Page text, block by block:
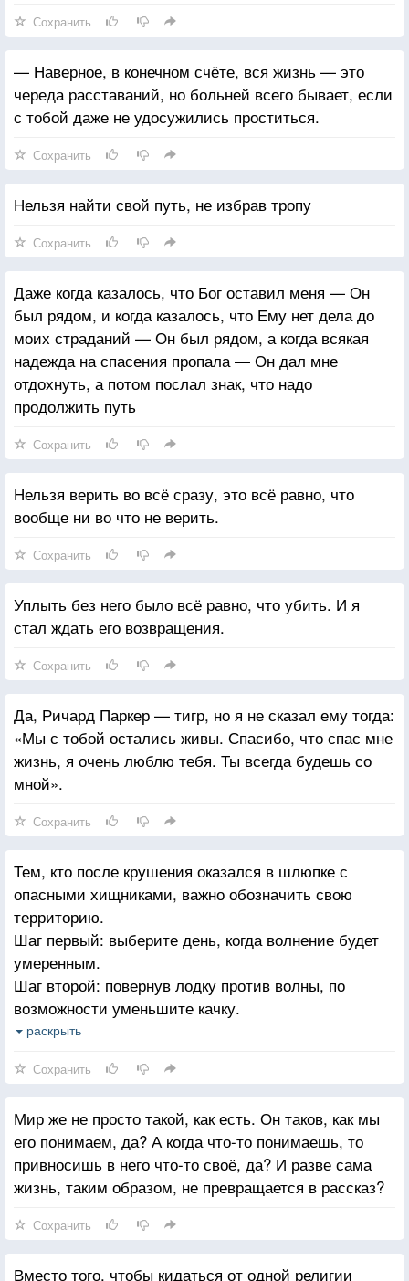
Сохранить
— Наверное, в конечном счёте, вся жизнь — это
череда расставаний, но больней всего бывает, если
с тобой даже не удосужились проститься.
Сохранить
Нельзя найти свой путь, не избрав тропу
Сохранить
Даже когда казалось, что Бог оставил меня — Он
был рядом, и когда казалось, что Ему нет дела до
моих страданий — Он был рядом, а когда всякая
надежда на спасения пропала — Он дал мне
отдохнуть, а потом послал знак, что надо
продолжить путь
Сохранить
Нельзя верить во всё сразу, это всё равно, что
вообще ни во что не верить.
Сохранить
Уплыть без него было всё равно, что убить. И я
стал ждать его возвращения.
Сохранить
Да, Ричард Паркер — тигр, но я не сказал ему тогда:
«Мы с тобой остались живы. Спасибо, что спас мне
жизнь, я очень люблю тебя. Ты всегда будешь со
мной».
Сохранить
Тем, кто после крушения оказался в шлюпке с
опасными хищниками, важно обозначить свою
территорию.
Шаг первый: выберите день, когда волнение будет
умеренным.
Шаг второй: повернув лодку против волны, по
возможности уменьшите качку.
Шаг третий: разверните шлюпку лагом к волне,
Шаг четвертый: забудьте про предыдущие шаги.
раскрыть
Сохранить
Мир же не просто такой, как есть. Он таков, как мы
его понимаем, да? А когда что-то понимаешь, то
привносишь в него что-то своё, да? И разве сама
жизнь, таким образом, не превращается в рассказ?
Сохранить
Вместо того, чтобы кидаться от одной религии